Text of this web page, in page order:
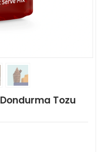
Tozu